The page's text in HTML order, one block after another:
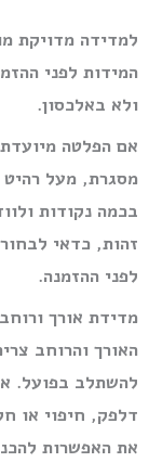
למדידה מדויקת
המידות לפני
ולא באלכסון.
אם הפלטה
מסגרת, מעל
בכמה נקודות
זהות, כדאי
לפני ההזמנה.
מדידת אורך ורוחב
האורך והרוחב
להשתלב בפועל.
דלפק, חיפוי או
את האפשרות